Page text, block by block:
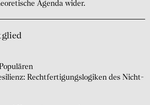
Agenda wider.
Recht­fer­ti­gungs­lo­gi­ken des Nicht-